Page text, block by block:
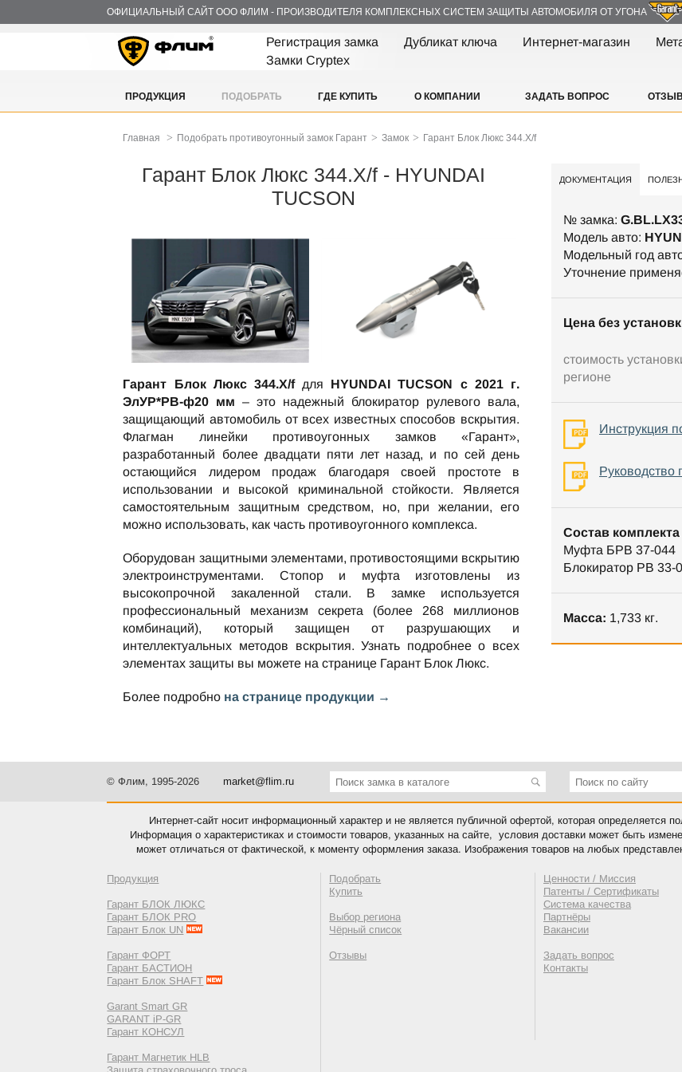
ОФИЦИАЛЬНЫЙ САЙТ ООО ФЛИМ - ПРОИЗВОДИТЕЛЯ КОМПЛЕКСНЫХ СИСТЕМ ЗАЩИТЫ АВТОМОБИЛЯ ОТ УГОНА
Регистрация замка Дубликат ключа Интернет-магазин
Замки Cryptex
ПРОДУКЦИЯ ПОДОБРАТЬ ГДЕ КУПИТЬ О КОМПАНИИ ЗАДАТЬ ВОПРОС
Главная > Подобрать противоугонный замок Гарант > Замок > Гарант Блок Люкс 344.X/f
Гарант Блок Люкс 344.X/f - HYUNDAI
TUCSON
Гарант Блок Люкс 344.X/fдля HYUNDAI TUCSON c 2021 г.
ЭлУР*РВ-ф20 мм – это надежный блокиратор рулевого вала,
защищающий автомобиль от всех известных способов вскрытия.
Флагман линейки противоугонных замков «Гарант»,
разработанный более двадцати пяти лет назад, и по сей день
остающийся лидером продаж благодаря своей простоте в
использовании и высокой криминальной стойкости. Является
самостоятельным защитным средством, но, при желании, его
можно использовать, как часть противоугонного комплекса.
Оборудован защитными элементами, противостоящими вскрытию
электроинструментами. Стопор и муфта изготовлены из
высокопрочной закаленной стали. В замке используется
профессиональный механизм секрета (более 268 миллионов
комбинаций), который защищен от разрушающих и
интеллектуальных методов вскрытия. Узнать подробнее о всех
элементах защиты вы можете на странице Гарант Блок Люкс.
Более подробно на странице продукции →
ДОКУМЕНТАЦИЯ
№ замка:
Модель авто:
Модельный год
Уточнение
Цена без
стоимость
регионе
Инструкция
Руководство
Состав
Муфта БРВ 37-044
Блокиратор РВ 33-
Масса: 1,733 кг.
© Флим, 1995-2026 market@flim.ru
Интернет-сайт носит информационный характер и не является публичной офертой, которая определяется
Информация о характеристиках и стоимости товаров, указанных на сайте, условия доставки может быть
может отличаться от фактической, к моменту оформления заказа. Изображения товаров на любых
Продукция
Гарант БЛОК ЛЮКС
Гарант БЛОК PRO
Гарант Блок UN
Гарант ФОРТ
Гарант БАСТИОН
Гарант Блок SHAFT
Garant Smart GR
GARANT iP-GR
Гарант КОНСУЛ
Гарант Магнетик HLB
Подобрать
Купить
Выбор региона
Чёрный список
Отзывы
Ценности / Миссия
Патенты / Сертификаты
Система качества
Партнёры
Вакансии
Задать вопрос
Контакты